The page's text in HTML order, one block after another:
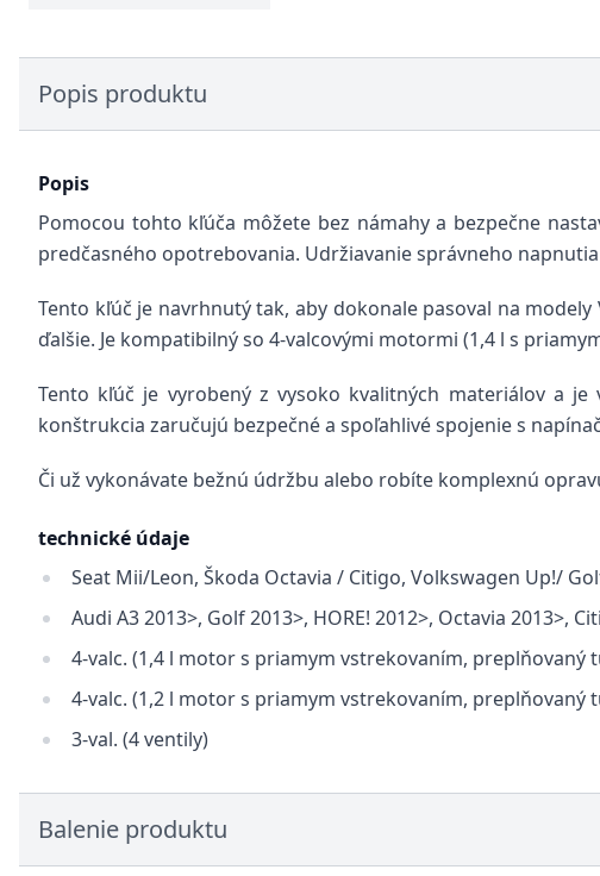
Popis produktu
Popis
Pomocou tohto kľúča môžete bez námahy a bezpečne
predčasného opotrebovania. Udržiavanie správneho
Tento kľúč je navrhnutý tak, aby dokonale pasoval na modely
ďalšie. Je kompatibilný so 4-valcovými motormi (1,4 l s
Tento kľúč je vyrobený z vysoko kvalitných materiálov a
konštrukcia zaručujú bezpečné a spoľahlivé spojenie s
Či už vykonávate bežnú údržbu alebo robíte komplexnú
technické údaje
Seat Mii/Leon, Škoda Octavia / Citigo, Volkswagen Up!/
Audi A3 2013>, Golf 2013>, HORE! 2012>, Octavia 2013>,
4-valc. (1,4 l motor s priamym vstrekovaním, preplňovaný
4-valc. (1,2 l motor s priamym vstrekovaním, preplňovaný
3-val. (4 ventily)
Balenie produktu